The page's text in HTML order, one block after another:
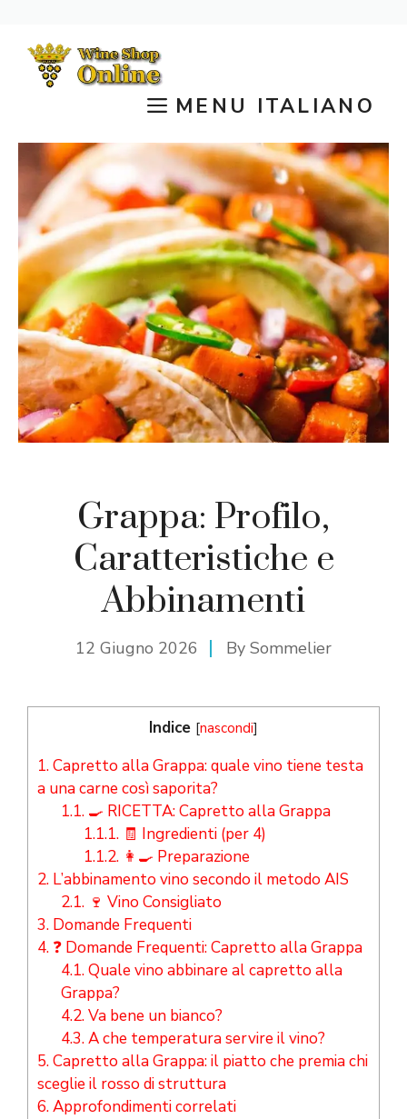
contenuto
MENU ITALIANO
Grappa: Profilo,
Caratteristiche e
Abbinamenti
12 Giugno 2026 By Sommelier
Indice [nascondi]
1.Capretto alla Grappa: quale vino tiene testa
a una carne così saporita?
1.1.🍳 RICETTA: Capretto alla Grappa
1.1.1. 🧾 Ingredienti (per 4)
1.1.2. 👩‍🍳 Preparazione
2. L’abbinamento vino secondo il metodo AIS
2.1.🍷 Vino Consigliato
3. Domande Frequenti
4. ❓ Domande Frequenti: Capretto alla Grappa
4.1.Quale vino abbinare al capretto alla
Grappa?
4.2.Va bene un bianco?
4.3.A che temperatura servire il vino?
5.Capretto alla Grappa: il piatto che premia chi
sceglie il rosso di struttura
6.Approfondimenti correlati